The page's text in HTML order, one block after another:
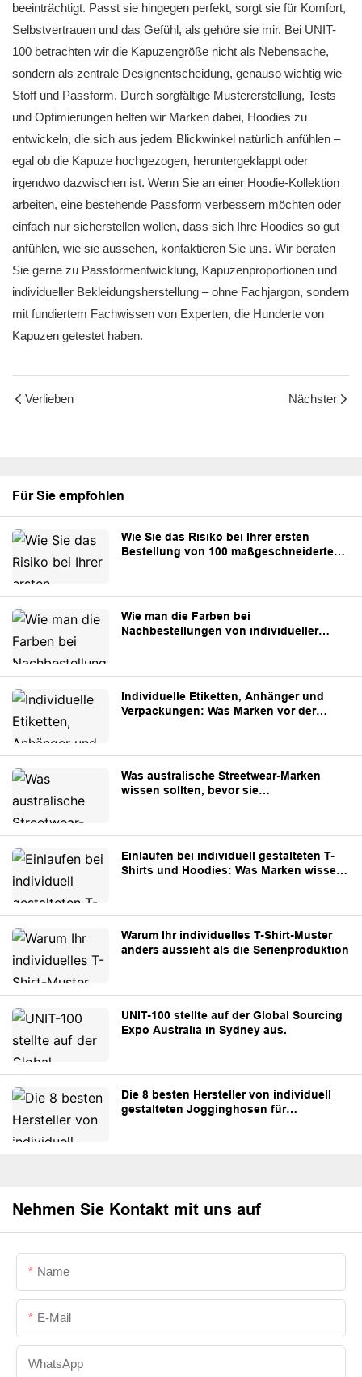
beeinträchtigt. Passt sie hingegen perfekt, sorgt sie für Komfort,
Selbstvertrauen und das Gefühl, als gehöre sie mir. Bei UNIT-
100 betrachten wir die Kapuzengröße nicht als Nebensache,
sondern als zentrale Designentscheidung, genauso wichtig wie
Stoff und Passform. Durch sorgfältige Mustererstellung, Tests
und Optimierungen helfen wir Marken dabei, Hoodies zu
entwickeln, die sich aus jedem Blickwinkel natürlich anfühlen –
egal ob die Kapuze hochgezogen, heruntergeklappt oder
irgendwo dazwischen ist. Wenn Sie an einer Hoodie-Kollektion
arbeiten, eine bestehende Passform verbessern möchten oder
einfach nur sicherstellen wollen, dass sich Ihre Hoodies so gut
anfühlen, wie sie aussehen, kontaktieren Sie uns. Wir beraten
Sie gerne zu Passformentwicklung, Kapuzenproportionen und
individueller Bekleidungsherstellung – ohne Fachjargon, sondern
mit fundiertem Fachwissen von Experten, die Hunderte von
Kapuzen getestet haben.
Verlieben Nächster
Für Sie empfohlen
Wie Sie das Risiko bei Ihrer ersten
Bestellung von 100 maßgeschneiderten
Wie man die Farben bei
Nachbestellungen von individueller
Individuelle Etiketten, Anhänger und
Verpackungen: Was Marken vor der
Was australische Streetwear-Marken
wissen sollten, bevor sie
Einlaufen bei individuell gestalteten T-
Shirts und Hoodies: Was Marken wissen
Warum Ihr individuelles T-Shirt-Muster
anders aussieht als die Serienproduktion
UNIT-100 stellte auf der Global Sourcing
Expo Australia in Sydney aus.
Die 8 besten Hersteller von individuell
gestalteten Jogginghosen für
Nehmen Sie Kontakt mit uns auf
Name
E-Mail
WhatsApp